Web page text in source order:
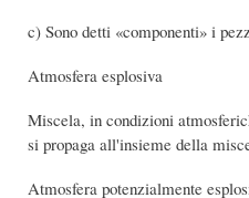
c) Sono detti «componenti» i
Atmosfera esplosiva
Miscela, in condizioni
si propaga all'insieme della
Atmosfera potenzialmente